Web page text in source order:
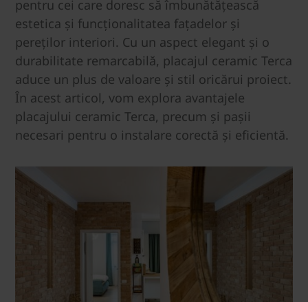
pentru cei care doresc să îmbunătățească
estetica și funcționalitatea fațadelor și
pereților interiori. Cu un aspect elegant și o
durabilitate remarcabilă, placajul ceramic Terca
aduce un plus de valoare și stil oricărui proiect.
În acest articol, vom explora avantajele
placajului ceramic Terca, precum și pașii
necesari pentru o instalare corectă și eficientă.